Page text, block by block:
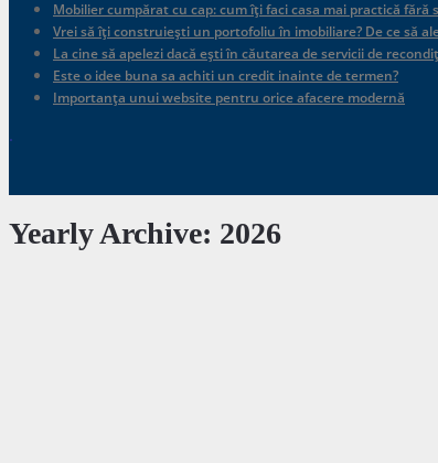
Mobilier cumpărat cu cap: cum îți faci casa mai practică fără
Vrei să îți construiești un portofoliu în imobiliare? De ce să
La cine să apelezi dacă ești în căutarea de servicii de
Este o idee buna sa achiti un credit inainte de termen?
Importanța unui website pentru orice afacere modernă
.
Yearly Archive: 2026